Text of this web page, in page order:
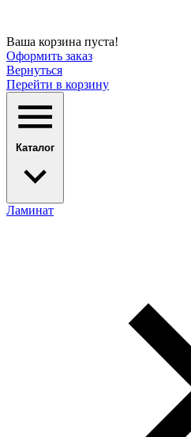
Ваша корзина пуста!
Оформить заказ
Вернуться
Перейти в корзину
Каталог
Ламинат